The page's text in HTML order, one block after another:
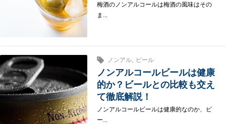
梅酒のノンアルコールは梅酒の風味はその
ま...
ノンアル, ビール
ノンアルコールビールは健康
的か？ビールとの比較も交え
て徹底解説！
ノンアルコールビールは健康的なのか、ビ
ー...